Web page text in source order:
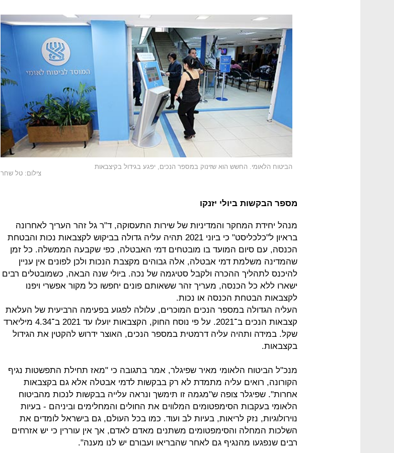
הביטוח הלאומי. החשש הוא שזינוק במספר הנכים, יפגע בגידול בקיצבאות
צילום: טל שחר
מספר הבקשות ביולי יזנקו
מנהל יחידת המחקר והמדיניות של שירות התעסוקה, ד"ר גל זהר העריך לאחרונה
בראיון ל"כלכליסט" כי ביוני 2021 תהיה עליה גדולה בביקוש לקצבאות נכות והבטחת
הכנסה, עם סיום המועד בו מובטחים דמי האבטלה, כפי שקבעה הממשלה. כל זמן
שהמדינה משלמת דמי אבטלה, אלה גבוהים מקצבת הנכות ולכן לפונים אין עניין
להיכנס לתהליך ההכרה ולקבל סטיגמה של נכה. ביולי שנה הבאה, כשמובטלים רבים
ישארו ללא כל הכנסה, מעריך זהר ששאותם פונים יחפשו כל מקור אפשרי ויפנו
לקצבאות הבטחת הכנסה או נכות.
העליה הגדולה במספר הנכים המוכרים, עלולה לפגוע בפעימה הרביעית של העלאת
קצבאות הנכים ב־2021. על פי נוסח החוק, הקצבאות יועלו עד 2021 ב־4.34 מיליארד
שקל. במידה ותהיה עליה דרמטית במספר הנכים, האוצר ידרוש להקטין את הגידול
בקצבאות.
מנכ"ל הביטוח הלאומי מאיר שפיגלר, אמר בתגובה כי "מאז תחילת התפשטות נגיף
הקורונה, רואים עליה מתמדת לא רק בבקשות לדמי אבטלה אלא גם בקצבאות
אחרות". שפיגלר צופה ש"מגמה זו תימשך ונראה עלייה בבקשות לנכות מהביטוח
הלאומי בעקבות הסימפטומים המלווים את החולים והמחלימים וביניהם - בעיות
נוירולוגיות, נזק לריאות, בעיות לב ועוד. כמו בכל העולם, גם בישראל לומדים את
השלכות המחלה והסימפטומים משתנים מאדם לאדם, אך אין עוררין כי יש אזרחים
רבים שנפגעו מהנגיף גם לאחר שהבריאו ועבורם יש לנו מענה".